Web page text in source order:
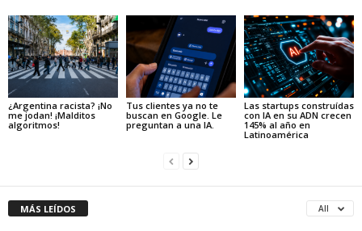
¿Argentina racista? ¡No
me jodan! ¡Malditos
algoritmos!
Tus clientes ya no te
buscan en Google. Le
preguntan a una IA.
Las startups construídas
con IA en su ADN crecen
145% al año en
Latinoamérica
MÁS LEÍDOS All